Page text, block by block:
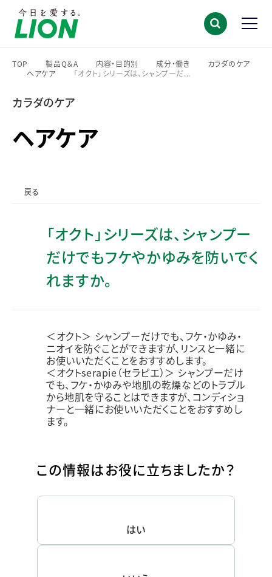
TOP
>
製品Q＆A
>
内容・目的別
>
成分・働き
カラダのケア
ヘアケア
「オクト」シリーズは、シャンプーだ...
カラダのケア
ヘアケア
戻る
「オクト」シリーズは、シャンプー
だけでもフケやかゆみを防いでく
れますか。
＜オクト＞ シャンプーだけでも、フケ・かゆみ・
ニオイを防ぐことができますが、リンスと一緒に
お使いいただくことをおすすめします。
＜オクトserapie（セラピエ）＞ シャンプーだけ
でも、フケ・かゆみや地肌の乾燥などのトラブル
から地肌を守ることはできますが、コンディショ
ナーと一緒にお使いいただくことをおすすめし
ます。
この情報はお役に立ちましたか？
はい